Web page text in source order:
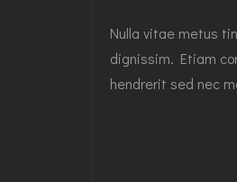
Nulla vitae metus
dignissim. Etiam
hendrerit sed nec